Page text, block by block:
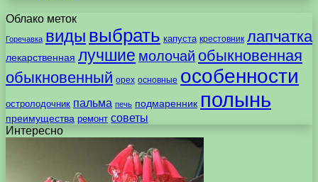
Облако меток
Горечавка виды выбрать капуста крестовник лапчатка
лекарственная лучшие молочай обыкновенная
обыкновенный орех основные особенности
остролодочник пальма печь подмаренник полынь
преимущества ремонт советы
Интересно